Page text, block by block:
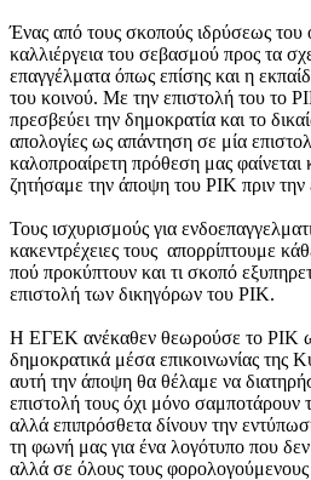
Ένας από τους σκοπούς ιδρύσεως του
καλλιέργεια του σεβασμού προς τα
επαγγέλματα όπως επίσης και η
του κοινού. Με την επιστολή του το
πρεσβεύει την δημοκρατία και το
απολογίες ως απάντηση σε μία
καλοπροαίρετη πρόθεση μας φαίνεται
ζητήσαμε την άποψη του ΡΙΚ πριν
Τους ισχυρισμούς για
κακεντρέχειες τους απορρίπτουμε
πού προκύπτουν και τι σκοπό
επιστολή των δικηγόρων του ΡΙΚ.
Η ΕΓΕΚ ανέκαθεν θεωρούσε το ΡΙΚ
δημοκρατικά μέσα επικοινωνίας της
αυτή την άποψη θα θέλαμε να
επιστολή τους όχι μόνο σαμποτάρουν
αλλά επιπρόσθετα δίνουν την
τη φωνή μας για ένα λογότυπο που
αλλά σε όλους τους φορολογούμενους